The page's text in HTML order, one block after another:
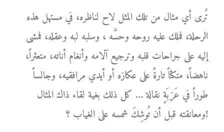
تُرى أي مثال من تلك المثل لاح لناظره، في مستهل هذه
الرحلة، فملك عليه روحه وحسَّه ، وسلبه لبه وعقله، فمشى
إليه على جراحات قلبه وترجيع آلامه وأنغام أناته، متعثراً،
ناهضاً، متكئاً تارةً على عكازه أو أيدي مرافقيه، وجالساً
طوراً في عَرَبَةٍ نقالة … كل ذلك بغية لقاء ذاك المثال
ومعانقته قبل أن تُوشِكَ شمسه على الغياب ؟!